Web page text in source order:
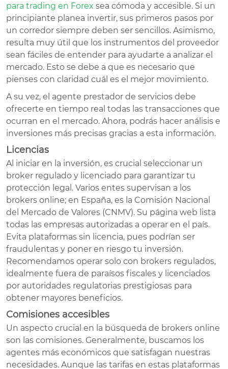
para trading en Forex sea cómoda y accesible. Si un
principiante planea invertir, sus primeros pasos por
un corredor siempre deben ser sencillos. Asimismo,
resulta muy útil que los instrumentos del proveedor
sean fáciles de entender para ayudarte a analizar el
mercado. Esto se debe a que es necesario que
pienses con claridad cuál es el mejor movimiento.
A su vez, el agente prestador de servicios debe
ofrecerte en tiempo real todas las transacciones que
ocurran en el mercado. Ahora, podrás hacer análisis e
inversiones más precisas gracias a esta información.
Licencias
Al iniciar en la inversión, es crucial seleccionar un
broker regulado y licenciado para garantizar tu
protección legal. Varios entes supervisan a los
brokers online; en España, es la Comisión Nacional
del Mercado de Valores (CNMV). Su página web lista
todas las empresas autorizadas a operar en el país.
Evita plataformas sin licencia, pues podrían ser
fraudulentas y poner en riesgo tu inversión.
Recomendamos operar solo con brokers regulados,
idealmente fuera de paraísos fiscales y licenciados
por autoridades regulatorias prestigiosas para
obtener mayores beneficios.
Comisiones accesibles
Un aspecto crucial en la búsqueda de brokers online
son las comisiones. Generalmente, buscamos los
agentes más económicos que satisfagan nuestras
necesidades. Aunque las tarifas en estas plataformas